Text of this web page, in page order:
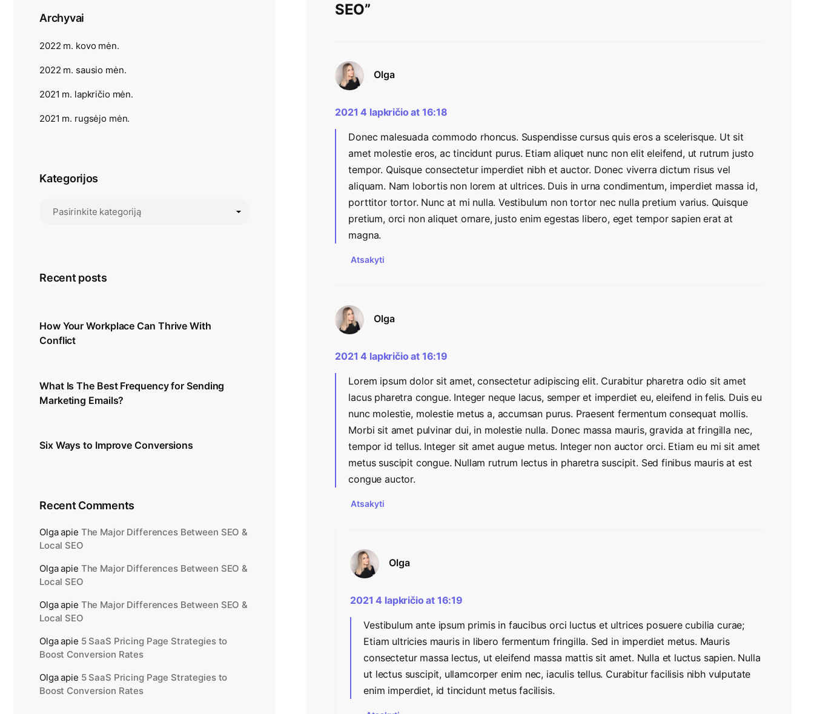
SEO”
Olga
2021 4 lapkričio at 16:18
Donec malesuada commodo rhoncus. Suspendisse cursus quis eros a scelerisque. Ut sit
amet molestie eros, ac tincidunt purus. Etiam aliquet nunc non elit eleifend, ut rutrum justo
tempor. Quisque consectetur imperdiet nibh et auctor. Donec viverra dictum risus vel
aliquam. Nam lobortis non lorem at ultrices. Duis in urna condimentum, imperdiet massa id,
porttitor tortor. Nunc at mi nulla. Vestibulum non tortor nec nulla pretium varius. Quisque
pretium, orci non aliquet ornare, justo enim egestas libero, eget tempor sapien erat at
magna.
Atsakyti
Olga
2021 4 lapkričio at 16:19
Lorem ipsum dolor sit amet, consectetur adipiscing elit. Curabitur pharetra odio sit amet
lacus pharetra congue. Integer neque lacus, semper et imperdiet eu, eleifend in felis. Duis eu
nunc molestie, molestie metus a, accumsan purus. Praesent fermentum consequat mollis.
Morbi sit amet pulvinar dui, in molestie nulla. Donec massa mauris, gravida at fringilla nec,
tempor id tellus. Integer sit amet augue metus. Integer non auctor orci. Etiam eu mi sit amet
metus suscipit congue. Nullam rutrum lectus in pharetra suscipit. Sed finibus mauris at est
congue auctor.
Atsakyti
Olga
2021 4 lapkričio at 16:19
Vestibulum ante ipsum primis in faucibus orci luctus et ultrices posuere cubilia curae;
Etiam ultricies mauris in libero fermentum fringilla. Sed in imperdiet metus. Mauris
consectetur massa lectus, ut eleifend massa mattis sit amet. Nulla et luctus sapien. Nulla
ut lectus suscipit, ullamcorper enim nec, iaculis tellus. Curabitur facilisis nibh vulputate
enim imperdiet, id tincidunt metus facilisis.
Archyvai
2022 m. kovo mėn.
2022 m. sausio mėn.
2021 m. lapkričio mėn.
2021 m. rugsėjo mėn.
Kategorijos
Recent posts
How Your Workplace Can Thrive With
Conflict
What Is The Best Frequency for Sending
Marketing Emails?
Six Ways to Improve Conversions
Recent Comments
Olgaapie The Major Differences Between SEO &
Local SEO
Olgaapie The Major Differences Between SEO &
Local SEO
Olgaapie The Major Differences Between SEO &
Local SEO
Olgaapie 5 SaaS Pricing Page Strategies to
Boost Conversion Rates
Olgaapie 5 SaaS Pricing Page Strategies to
Boost Conversion Rates